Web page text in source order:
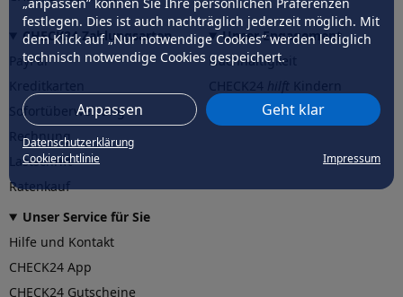
festlegen. Dies ist auch nachträglich jederzeit möglich. Mit
dem Klick auf „Nur notwendige Cookies” werden lediglich
technisch notwendige Cookies gespeichert.
Anpassen Geht klar
Datenschutzerklärung
Cookierichtlinie
Impressum
CHECK24 Zahlungsarten
PayPal
Sofortüberweisung
Rechnung
Lastschrift
Ratenkauf
Unser Engagement
Nachhaltigkeit
CHECK24hilftder Natur
Unser Service für Sie
Hilfe und Kontakt
CHECK24 App
CHECK24 Gutscheine